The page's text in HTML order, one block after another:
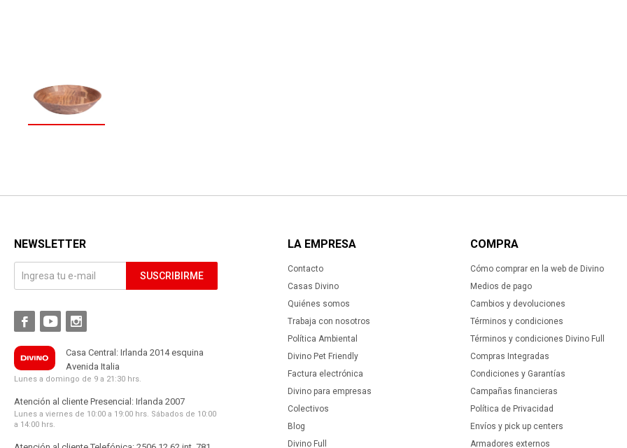
LA EMPRESA
Contacto
Casas Divino
Quiénes somos
Trabaja con nosotros
Política Ambiental
Divino Pet Friendly
Factura electrónica
Divino para empresas
Colectivos
Blog
Divino Full
COMPRA
Cómo comprar en la web de Divino
Medios de pago
Cambios y devoluciones
Términos y condiciones
Términos y condiciones Divino Full
Compras Integradas
Condiciones y Garantías
Campañas financieras
Política de Privacidad
Envíos y pick up centers
Armadores externos
NEWSLETTER
SUSCRIBIRME
  
Casa Central: Irlanda 2014 esquina
Avenida Italia
Lunes a domingo de 9 a 21:30 hrs.
Atención al cliente Presencial: Irlanda 2007
Lunes a viernes de 10:00 a 19:00 hrs. Sábados de 10:00
a 14:00 hrs.